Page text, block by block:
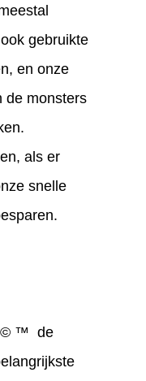
gebruikte
en onze
de monsters
als er
snelle
© ™ de